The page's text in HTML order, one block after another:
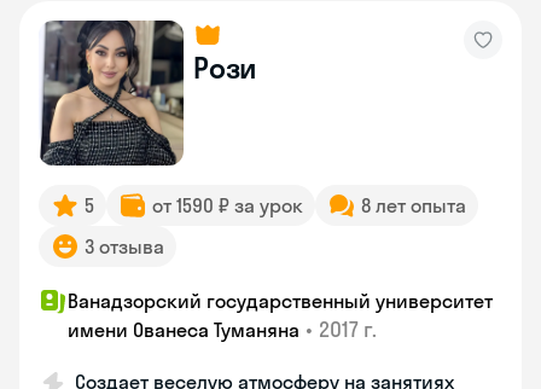
Рози
5 от 1590 ₽ за урок
8 лет опыта
3 отзыва
Ванадзорский государственный университет
имени Ованеса Туманяна • 2017 г.
Создает веселую атмосферу на занятиях